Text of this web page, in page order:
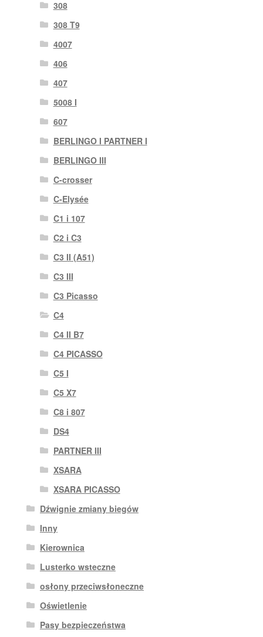
308
308 T9
4007
406
407
5008 I
607
BERLINGO I PARTNER I
BERLINGO III
C-crosser
C-Elysée
C1 i 107
C2 i C3
C3 II (A51)
C3 III
C3 Picasso
C4
C4 II B7
C4 PICASSO
C5 I
C5 X7
C8 i 807
DS4
PARTNER III
XSARA
XSARA PICASSO
Dźwignie zmiany biegów
Inny
Kierownica
Lusterko wsteczne
osłony przeciwsłoneczne
Oświetlenie
Pasy bezpieczeństwa